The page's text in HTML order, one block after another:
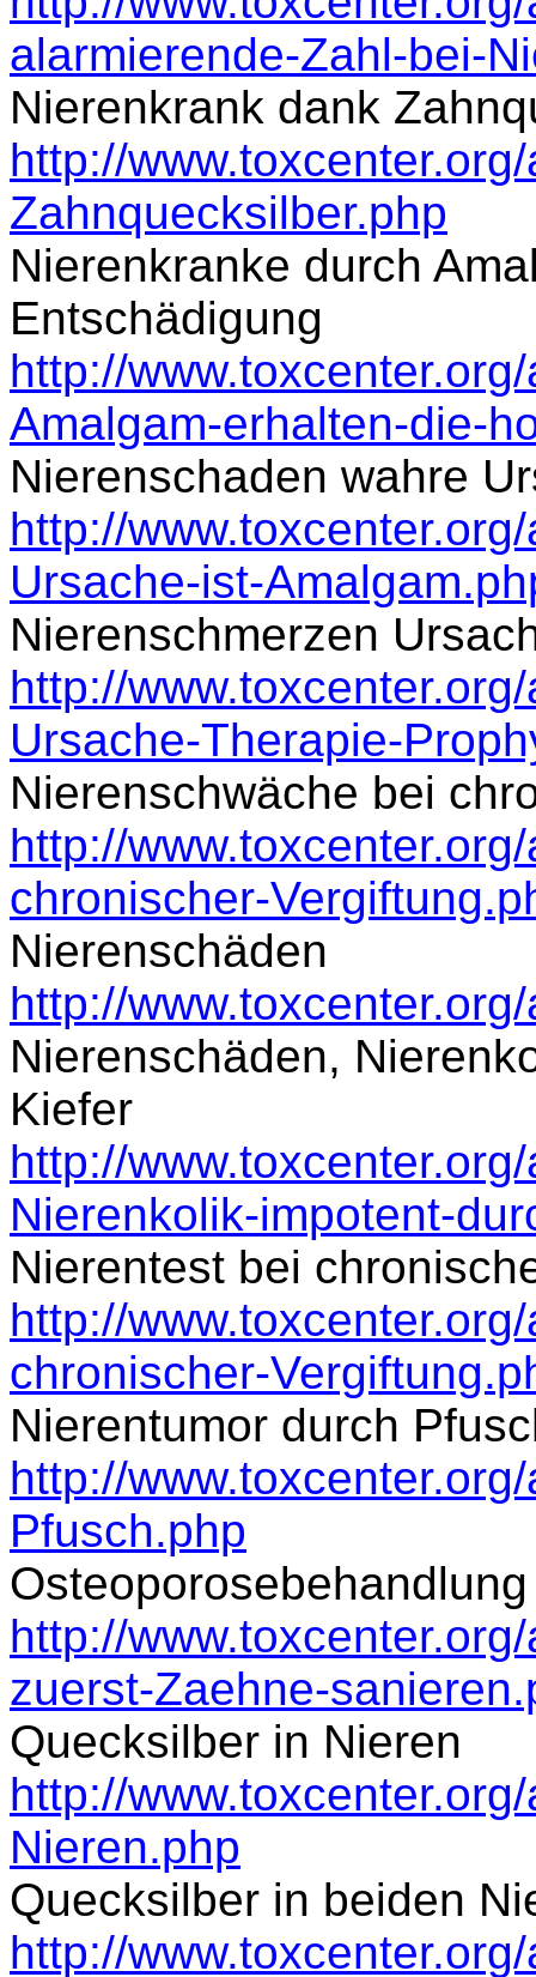
alarmierende-Zahl-bei-
Nierenkrank dank
http://
Zahnquecksilber.php
Nierenkranke durch
Entschädigung
http://
Amalgam-erhalten-die-
Nierenschaden wahre
http://
Ursache-ist-
Nierenschmerzen
http://
Ursache-Therapie-
Nierenschwäche bei
http://
chronischer-
Nierenschäden
http://
Nierenschäden,
Kiefer
http://
Nierenkolik-impotent-
Nierentest bei
http://
chronischer-
Nierentumor durch
http://
Pfusch.php
http://
zuerst-Zaehne-
Quecksilber in Nieren
http://
Nieren.php
Quecksilber in beiden
http://